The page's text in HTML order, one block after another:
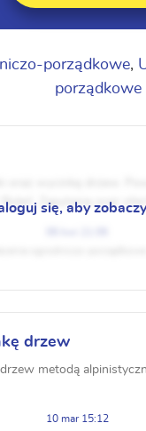
porządkowe,
porządkowe
Boleń. Zapytania oraz
się, aby
drzew
metodą
10 mar 15:12